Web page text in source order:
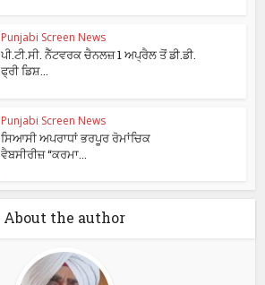
Punjabi Screen News
ਪੀ.ਟੀ.ਸੀ. ਨੈੱਟਵਰਕ ਚੈਨਲਜ਼ 1 ਅਪ੍ਰੈਲ ਤੋਂ ਡੀ.ਡੀ.
ਫ੍ਰੀ ਡਿਸ਼...
Punjabi Screen News
ਸਿਆਸੀ ਅਪਰਾਧਾਂ ਭਰਪੂਰ ਰੋਮਾਂਚਿਕ
ਵੈਬਸੀਰੀਜ਼ “ਕਰਮਾ...
About the author